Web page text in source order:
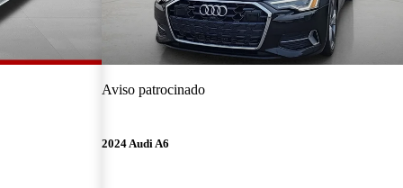
Aviso patrocinado
2024 Audi A6